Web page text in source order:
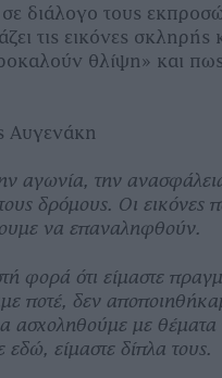
διάλογο τους
τις εικόνες σκληρής
θλίψη» και
Αυγενάκη
αγωνία, την
δρόμους. Οι εικόνες
να επαναληφθούν.
φορά ότι είμαστε
ποτέ, δεν
ασχοληθούμε με θέματα
εδώ, είμαστε δίπλα τους.